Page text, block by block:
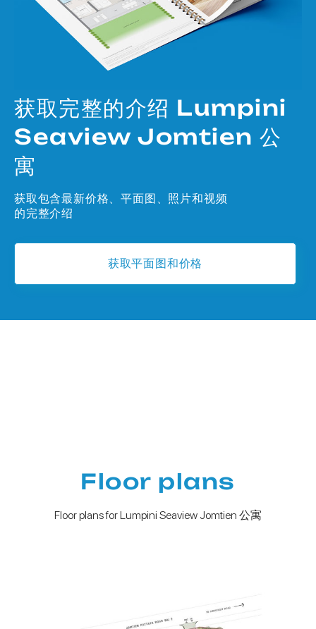
获取完整的介绍 Lumpini
Seaview Jomtien 公
寓
获取包含最新价格、平面图、照片和视频
的完整介绍
获取平面图和价格
Floor plans
Floor plans for Lumpini Seaview Jomtien 公寓